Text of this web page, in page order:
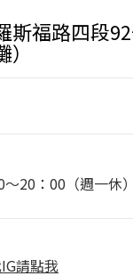
斯福路四段
20：00（週一休）
IG請點我